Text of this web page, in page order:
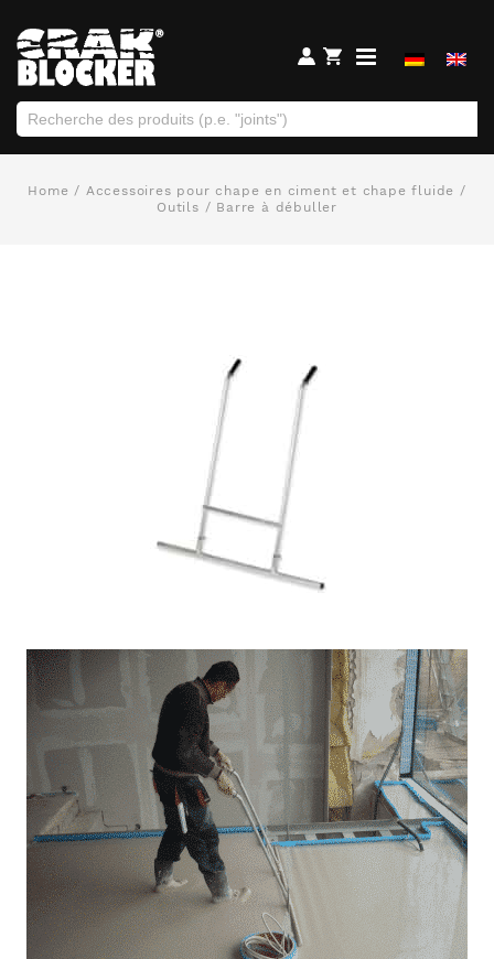
Home / Accessoires pour chape en ciment et chape fluide /
Outils / Barre à débuller